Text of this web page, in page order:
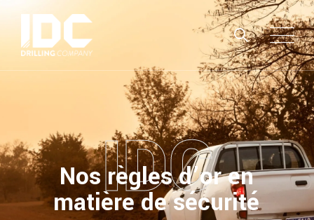
Nos règles d’or en
matière de sécurité
IDC